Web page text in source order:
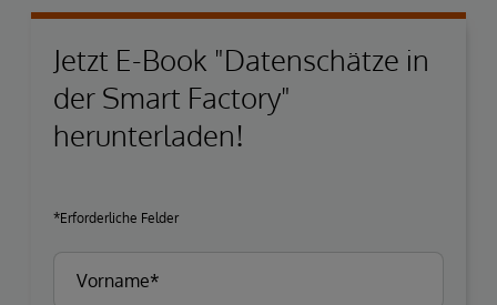
Jetzt E-Book "Datenschätze in
der Smart Factory"
herunterladen!
*Erforderliche Felder